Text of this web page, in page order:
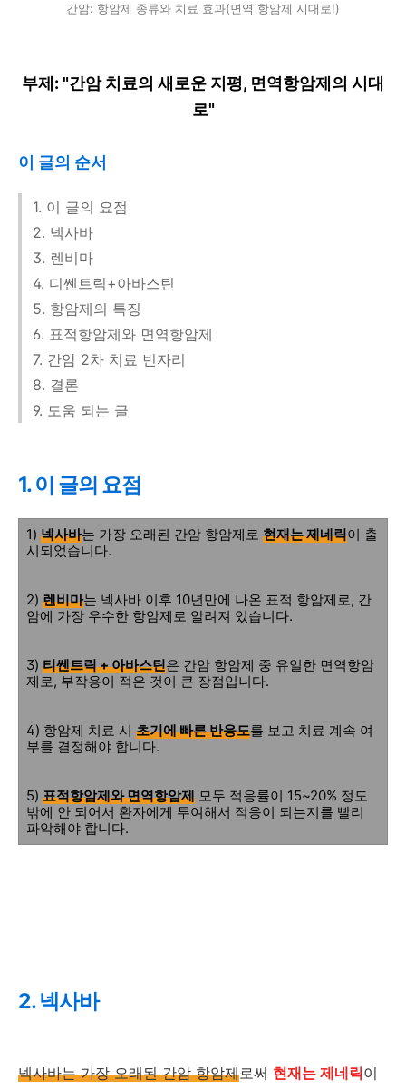
간암: 항암제 종류와 치료 효과(면역 항암제 시대로!)
부제: "간암 치료의 새로운 지평, 면역항암제의 시대
로"
이 글의 순서
1. 이 글의 요점
2. 넥사바
3. 렌비마
4. 디쎈트릭+아바스틴
5. 항암제의 특징
6. 표적항암제와 면역항암제
7. 간암 2차 치료 빈자리
8. 결론
9. 도움 되는 글
1. 이 글의 요점
1) 넥사바는 가장 오래된 간암 항암제로 현재는 제네릭이 출
시되었습니다.
2) 렌비마는 넥사바 이후 10년만에 나온 표적 항암제로, 간
암에 가장 우수한 항암제로 알려져 있습니다.
3) 티쎈트릭 + 아바스틴은 간암 항암제 중 유일한 면역항암
제로, 부작용이 적은 것이 큰 장점입니다.
4) 항암제 치료 시 초기에 빠른 반응도를 보고 치료 계속 여
부를 결정해야 합니다.
5) 표적항암제와 면역항암제 모두 적응률이 15~20% 정도
밖에 안 되어서 환자에게 투여해서 적응이 되는지를 빨리
파악해야 합니다.
2. 넥사바
넥사바는 가장 오래된 간암 항암제로써 현재는 제네릭이